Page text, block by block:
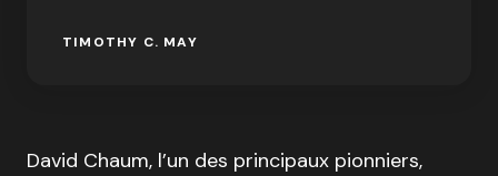
TIMOTHY C. MAY
David Chaum, l’un des principaux pionniers,